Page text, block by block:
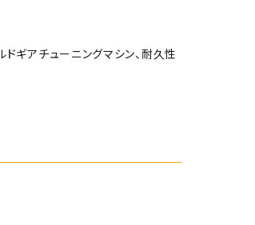
ギアチューニングマシン、耐久性